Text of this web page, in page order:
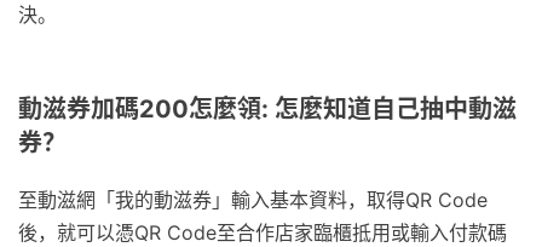
決。
動滋券加碼200怎麼領: 怎麼知道自己抽中動滋
券？
至動滋網「我的動滋券」輸入基本資料，取得QR Code
後，就可以憑QR Code至合作店家臨櫃抵用或輸入付款碼